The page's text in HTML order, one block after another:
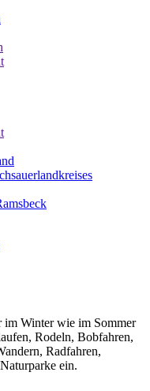
Winter wie im Sommer
Rodeln, Bobfahren,
Radfahren,
ein.